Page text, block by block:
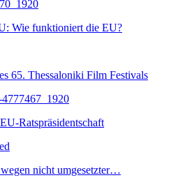
Wie funktioniert die EU?
65. Thessaloniki Film Festivals
Ratspräsidentschaft
nicht umgesetzter…